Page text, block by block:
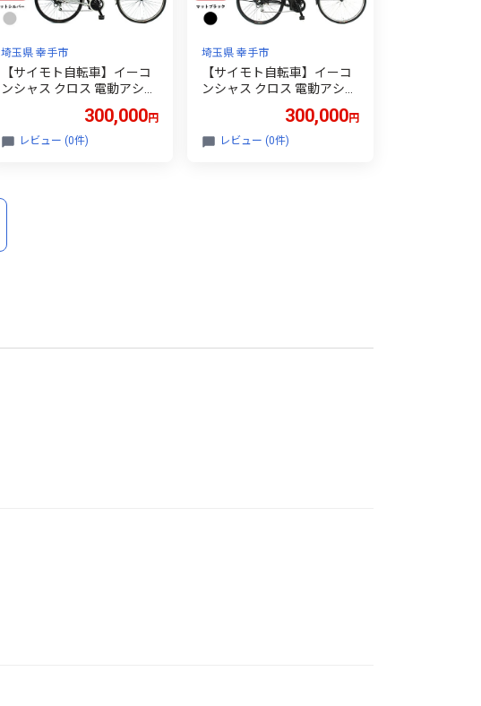
埼玉県 幸手市
【サイモト自転車】イーコ
ンシャス クロス 電動アシス
トシルバー - 700C ６段ギア
変速あり 電動自転車 電動ア
300,000円
レビュー (0件)
埼玉県 幸手市
【サイモト自転車】イーコ
ンシャス クロス 電動アシス
トブラック - 700C ６段ギア
変速あり 電動自転車 電動ア
300,000円
レビュー (0件)